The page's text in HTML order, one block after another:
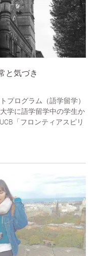
と気づき
プログラム（語学留学）
学に語学留学中の学生か
「フロンティアスピリ